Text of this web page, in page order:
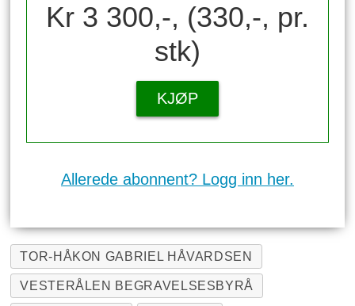
Kr 3 300,-, (330,-, pr.
stk)
KJØP
Allerede abonnent? Logg inn her.
TOR-HÅKON GABRIEL HÅVARDSEN
VESTERÅLEN BEGRAVELSESBYRÅ